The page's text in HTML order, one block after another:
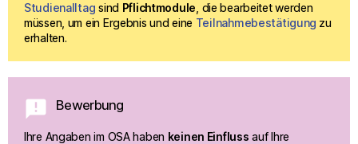
Studienalltag sind Pflichtmodule , die bearbeitet werden
müssen, um ein Ergebnis und eine Teilnahmebestätigung zu
erhalten.
announcement Bewerbung
Ihre Angaben im OSA haben keinen Einfluss auf Ihre